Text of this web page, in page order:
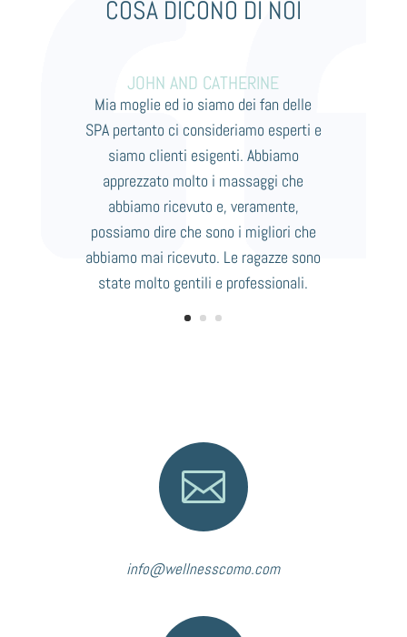
COSA DICONO DI NOI
JOHN AND CATHERINE
Mia moglie ed io siamo dei fan delle
SPA pertanto ci consideriamo esperti e
siamo clienti esigenti. Abbiamo
apprezzato molto i massaggi che
abbiamo ricevuto e, veramente,
possiamo dire che sono i migliori che
abbiamo mai ricevuto. Le ragazze sono
state molto gentili e professionali.

info@wellnesscomo.com